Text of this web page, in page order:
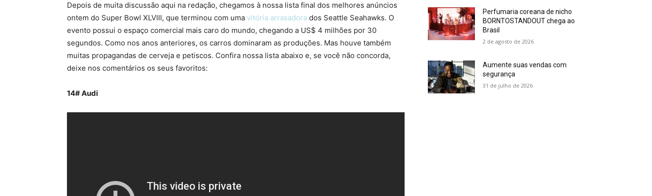
Depois de muita discussão aqui na redação, chegamos à nossa lista final dos melhores anúncios
ontem do Super Bowl XLVIII, que terminou com uma vitória arrasadora dos Seattle Seahawks. O
evento possui o espaço comercial mais caro do mundo, chegando a US$ 4 milhões por 30
segundos. Como nos anos anteriores, os carros dominaram as produções. Mas houve também
muitas propagandas de cerveja e petiscos. Confira nossa lista abaixo e, se você não concorda,
deixe nos comentários os seus favoritos:
14# Audi
Perfumaria coreana de nicho
BORNTOSTANDOUT chega ao
Brasil
2 de agosto de 2026
Aumente suas vendas com
segurança
31 de julho de 2026